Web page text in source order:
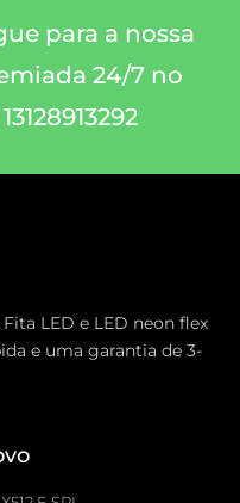
para a nossa
24/7 no
LED e LED neon flex
e uma garantia de 3-